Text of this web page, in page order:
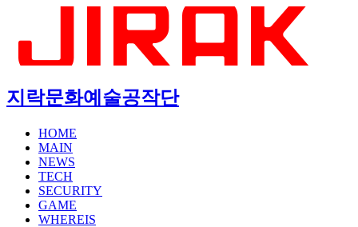
지락문화예술공작단
HOME
MAIN
NEWS
TECH
SECURITY
GAME
WHEREIS